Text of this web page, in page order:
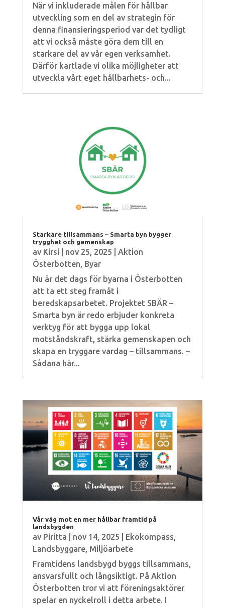
När vi inkluderade målen för hållbar
utveckling som en del av strategin för
denna finansieringsperiod var det tydligt
att vi också måste göra dem till en
starkare del av vår egen verksamhet.
Därför kartlade vi olika möjligheter att
utveckla vårt eget hållbarhets- och...
Starkare tillsammans – Smarta byn bygger
trygghet och gemenskap
av Kirsi nov 25, 2025
Aktion
Österbotten Byar
Nu är det dags för byarna i Österbotten
att ta ett steg framåt i
beredskapsarbetet. Projektet SBÄR –
Smarta byn är redo erbjuder konkreta
verktyg för att bygga upp lokal
motståndskraft, stärka gemenskapen och
skapa en tryggare vardag – tillsammans. –
Sådana här...
Vår väg mot en mer hållbar framtid på
landsbygden
av Piritta nov 14, 2025 Ekokompass,
Landsbyggare, Miljöarbete
Framtidens landsbygd byggs tillsammans,
ansvarsfullt och långsiktigt. På Aktion
Österbotten tror vi att föreningsaktörer
spelar en nyckelroll i detta arbete. I